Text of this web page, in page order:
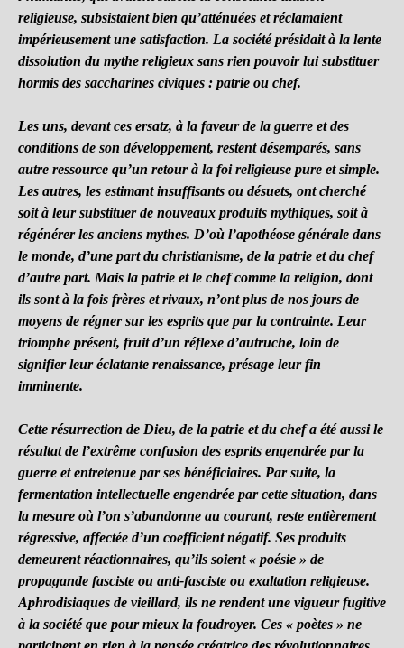
religieuse, subsistaient bien qu’atténuées et réclamaient
impérieusement une satisfaction. La société présidait à la lente
dissolution du mythe religieux sans rien pouvoir lui substituer
hormis des saccharines civiques : patrie ou chef.
Les uns, devant ces ersatz, à la faveur de la guerre et des
conditions de son développement, restent désemparés, sans
autre ressource qu’un retour à la foi religieuse pure et simple.
Les autres, les estimant insuffisants ou désuets, ont cherché
soit à leur substituer de nouveaux produits mythiques, soit à
régénérer les anciens mythes. D’où l’apothéose générale dans
le monde, d’une part du christianisme, de la patrie et du chef
d’autre part. Mais la patrie et le chef comme la religion, dont
ils sont à la fois frères et rivaux, n’ont plus de nos jours de
moyens de régner sur les esprits que par la contrainte. Leur
triomphe présent, fruit d’un réflexe d’autruche, loin de
signifier leur éclatante renaissance, présage leur fin
imminente.
Cette résurrection de Dieu, de la patrie et du chef a été aussi le
résultat de l’extrême confusion des esprits engendrée par la
guerre et entretenue par ses bénéficiaires. Par suite, la
fermentation intellectuelle engendrée par cette situation, dans
la mesure où l’on s’abandonne au courant, reste entièrement
régressive, affectée d’un coefficient négatif. Ses produits
demeurent réactionnaires, qu’ils soient « poésie » de
propagande fasciste ou anti-fasciste ou exaltation religieuse.
Aphrodisiaques de vieillard, ils ne rendent une vigueur fugitive
à la société que pour mieux la foudroyer. Ces « poètes » ne